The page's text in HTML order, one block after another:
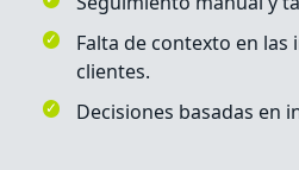
Falta de contexto en las
clientes.
Decisiones basadas en